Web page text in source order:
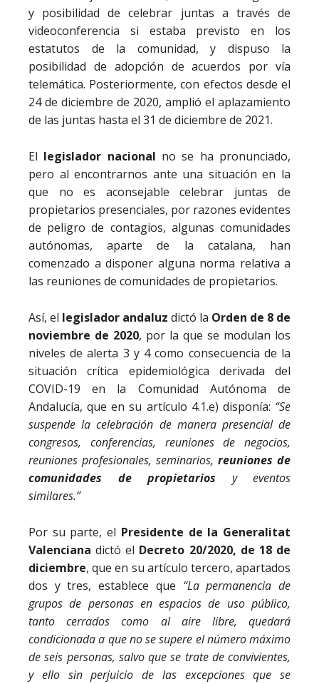
y posibilidad de celebrar juntas a través de
videoconferencia si estaba previsto en los
estatutos de la comunidad, y dispuso la
posibilidad de adopción de acuerdos por vía
telemática. Posteriormente, con efectos desde el
24 de diciembre de 2020, amplió el aplazamiento
de las juntas hasta el 31 de diciembre de 2021.
El legislador nacional no se ha pronunciado,
pero al encontrarnos ante una situación en la
que no es aconsejable celebrar juntas de
propietarios presenciales, por razones evidentes
de peligro de contagios, algunas comunidades
autónomas, aparte de la catalana, han
comenzado a disponer alguna norma relativa a
las reuniones de comunidades de propietarios.
Así, el legislador andaluz dictó la Orden de 8 de
noviembre de 2020, por la que se modulan los
niveles de alerta 3 y 4 como consecuencia de la
situación crítica epidemiológica derivada del
COVID-19 en la Comunidad Autónoma de
Andalucía, que en su artículo 4.1.e) disponía: “Se
suspende la celebración de manera presencial de
congresos, conferencias, reuniones de negocios,
reuniones profesionales, seminarios, reuniones de
comunidades de propietarios y eventos
similares.”
Por su parte, el Presidente de la Generalitat
Valenciana dictó el Decreto 20/2020, de 18 de
diciembre, que en su artículo tercero, apartados
dos y tres, establece que “La permanencia de
grupos de personas en espacios de uso público,
tanto cerrados como al aire libre, quedará
condicionada a que no se supere el número máximo
de seis personas, salvo que se trate de convivientes,
y ello sin perjuicio de las excepciones que se